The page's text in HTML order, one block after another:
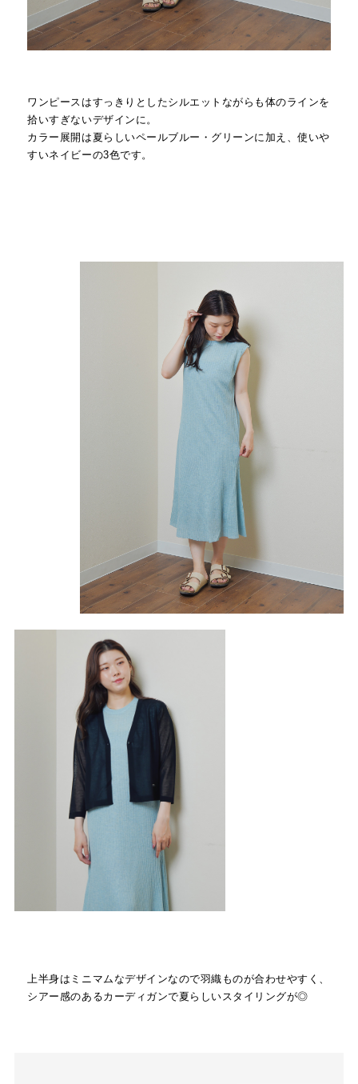
ワンピースはすっきりとしたシルエットながらも体のラインを
拾いすぎないデザインに。
カラー展開は夏らしいペールブルー・グリーンに加え、使いや
すいネイビーの3色です。
上半身はミニマムなデザインなので羽織ものが合わせやすく、
シアー感のあるカーディガンで夏らしいスタイリングが◎